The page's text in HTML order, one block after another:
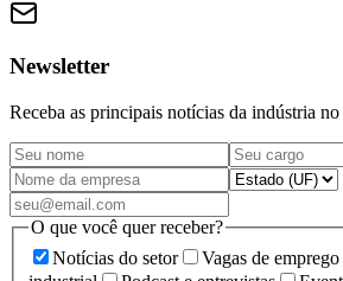
Newsletter
Receba as principais notícias da indústria no
O que você quer receber?
Notícias do setor
Vagas de emprego